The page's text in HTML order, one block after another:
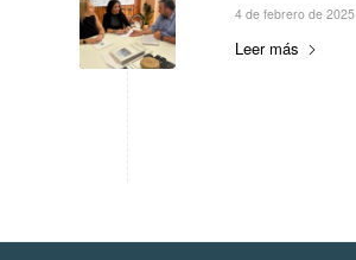
4 de febrero de 2025
Leer más